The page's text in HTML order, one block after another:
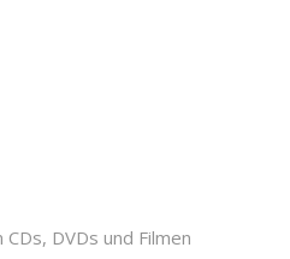
DVDs und Filmen